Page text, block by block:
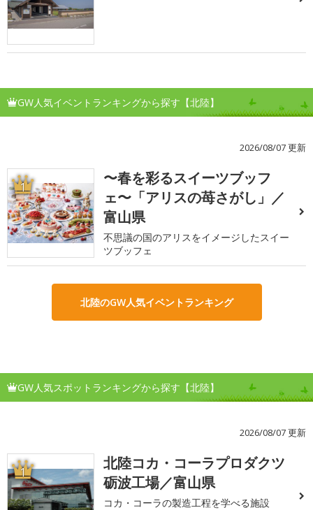
GW人気イベントランキングから探す【北陸】
2026/08/07 更新
1
〜春を彩るスイーツブッフ
ェ〜「アリスの苺さがし」／
富山県
不思議の国のアリスをイメージしたスイー
ツブッフェ
北陸のGW人気イベントランキング
GW人気スポットランキングから探す【北陸】
2026/08/07 更新
1
北陸コカ・コーラプロダクツ
砺波工場／富山県
コカ・コーラの製造工程を学べる施設